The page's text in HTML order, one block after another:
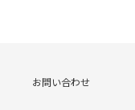
お問い合わせ